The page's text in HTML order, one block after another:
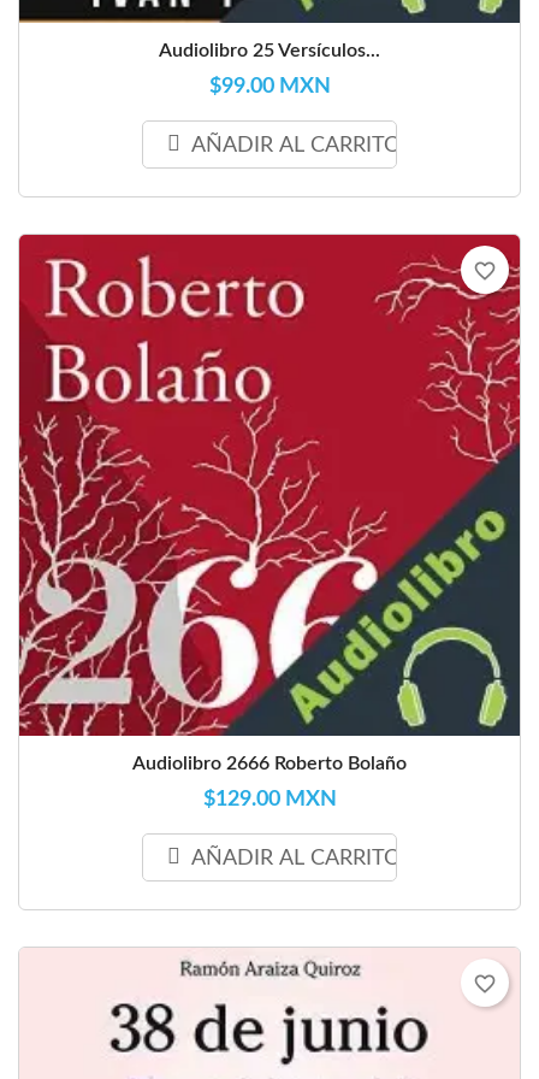
Audiolibro 25 Versículos...
$99.00 MXN
AÑADIR AL CARRITO
Audiolibro 2666 Roberto Bolaño
$129.00 MXN
AÑADIR AL CARRITO
favorite_border
favorite_border